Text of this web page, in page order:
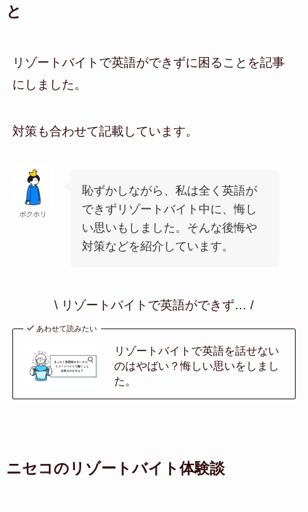
と
リゾートバイトで英語ができずに困ることを記事
にしました。
対策も合わせて記載しています。
ボクホリ
恥ずかしながら、私は全く英語が
できずリゾートバイト中に、悔し
い思いもしました。そんな後悔や
対策などを紹介しています。
\ リゾートバイトで英語ができず… /
あわせて読みたい
リゾートバイトで英語を話せない
のはやばい？悔しい思いをしまし
た。
ニセコのリゾートバイト体験談